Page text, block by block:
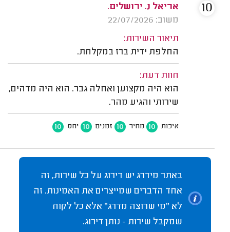
אריאל נ. ירושלים.
משוב: 22/07/2026
תיאור השירות:
החלפת ידית ברז במקלחת.
חוות דעת:
הוא היה מקצוען ואחלה גבר. הוא היה מדהים,
שירותי והגיע מהר.
איכות 10 מחיר 10 זמנים 10 יחס 10
10
באתר מידרג יש דירוג על כל שירות, זה
אחד הדברים שמייצרים את האמינות. זה
לא "מי שרוצה מדרג" אלא כל לקוח
שמקבל שירות - נותן דירוג.